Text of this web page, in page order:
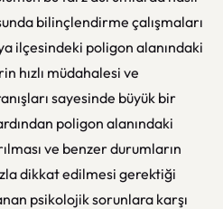
bilinçlendirme çalışmaları
ilçesindeki poligon alanındaki
hızlı müdahalesi ve
sayesinde büyük bir
poligon alanındaki
ve benzer durumların
dikkat edilmesi gerektiği
psikolojik sorunlara karşı